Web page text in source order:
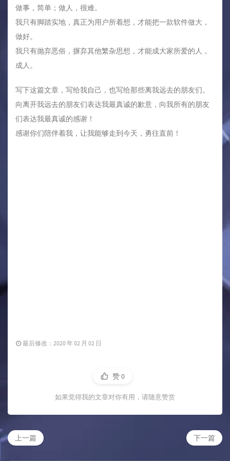
做事，简单；做人，很难。
我只有脚踏实地，真正为用户所着想，才能把一款软件做大，
做好。
我只有抛弃恶俗，摒弃其他繁杂思想，才能成大家所爱的人，
成人。
写下这篇文章，写给我自己，也写给那些离我远去的朋友们。
向离开我远去的朋友们表达我最真诚的歉意，向我所有的朋友
们表达我最真诚的感谢！
感谢你们陪伴着我，让我能够走到今天，勇往直前！
最后修改：2020 年 02 月 02 日
赞0
如果觉得我的文章对你有用，请随意赞赏
下一篇
上一篇